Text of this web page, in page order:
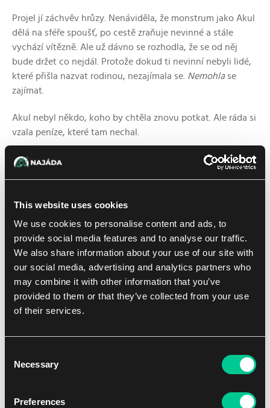
This website uses cookies
We use cookies to personalise content and ads, to
provide social media features and to analyse our traffic.
We also share information about your use of our site with
our social media, advertising and analytics partners who
may combine it with other information that you’ve
provided to them or that they’ve collected from your use
of their services.
Selection
Necessary
Preferences
Projel jí záchvěv hrůzy. Nenáviděla, že monstrum jako Akul
dělá na sféře spoušť, po cestě zraňuje nevinné a stále
vychází vítězně. Ale už dávno se rozhodla, že se od něj
bude držet co nejdál. Protože dokud ti nevinní nebyli lidé,
které přišla nazvat rodinou, nezajímala se. Nemohla se
zajímat.
Akul nebyl někdo, koho by chtěla znovu potkat. Ale ráda si
vzala peníze, které tam nechal.
Anka zvedla uzamykatelnou skříňku, bezpečně ji uložila do
jedné ze sedlových brašen a setřela Štěstíkovi z očí zářící